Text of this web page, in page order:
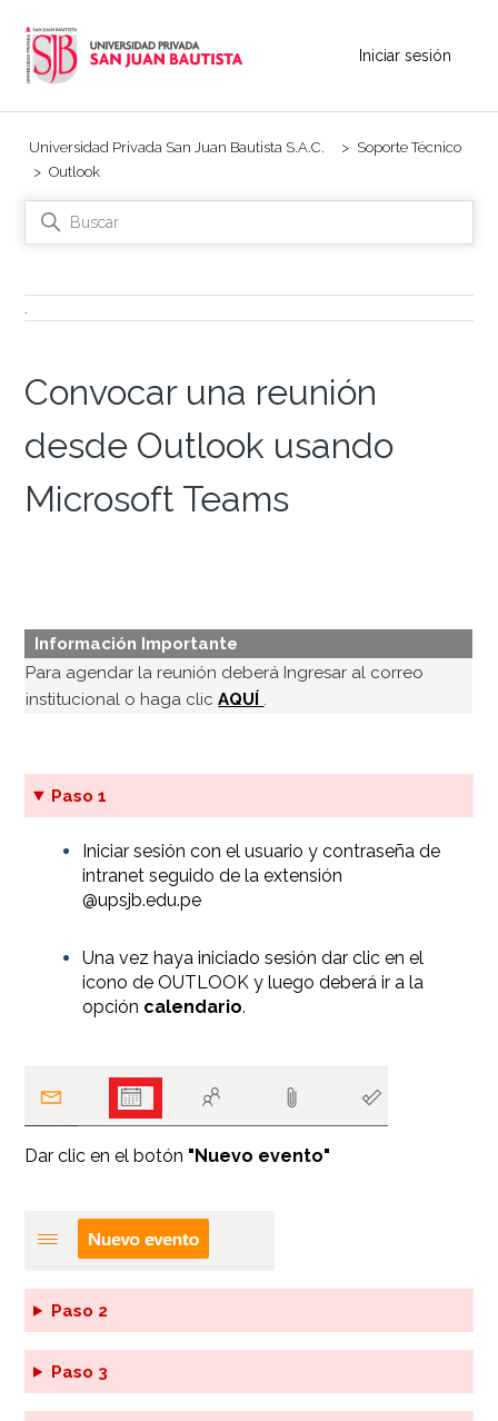
Iniciar sesión
Universidad Privada San Juan Bautista S.A.C.
Soporte Técnico
Outlook
.
Convocar una reunión
desde Outlook usando
Microsoft Teams
Información Importante
Para agendar la reunión deberá Ingresar al correo
institucional o haga clicAQUÍ .
Paso 1
Iniciar sesión con el usuario y contraseña de
intranet seguido de la extensión
@upsjb.edu.pe
Una vez haya iniciado sesión dar clic en el
icono de OUTLOOK y luego deberá ir a la
opción calendario.
Dar clic en el botón "Nuevo evento"
Paso 2
Paso 3